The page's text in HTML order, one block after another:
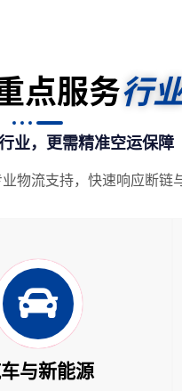
点服务行
业，更需精准空运保障
物流支持，快速响应断链
与新能源